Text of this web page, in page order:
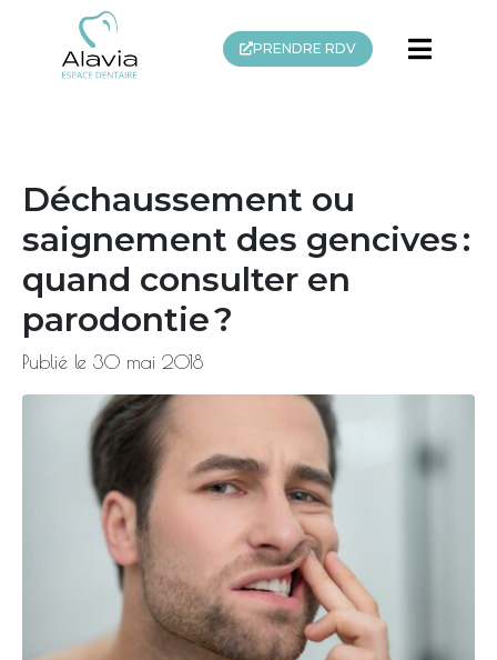
PRENDRE RDV
Déchaussement ou
saignement des gencives :
quand consulter en
parodontie ?
Publié le 30 mai 2018